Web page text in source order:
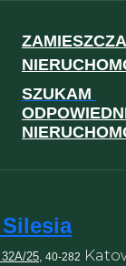
SZUKAM
25, 40-282